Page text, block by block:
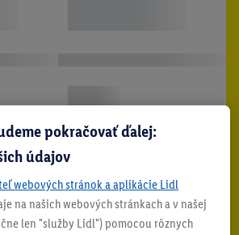
pokračovať ďalej:
údajov
webových stránok a aplikácie Lidl
na našich webových stránkach a v našej
len "služby Lidl") pomocou rôznych